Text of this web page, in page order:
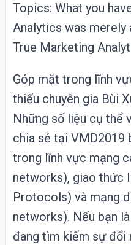
Topics: What you
Analytics was
True Marketing
Góp mặt trong lĩnh
thiếu chuyên gia Bùi
Những số liệu cụ thể
chia sẻ tại VMD2019
trong lĩnh vực mạng
networks), giao thức
Protocols) và mạng
networks). Nếu bạn
đang tìm kiếm sự đổi